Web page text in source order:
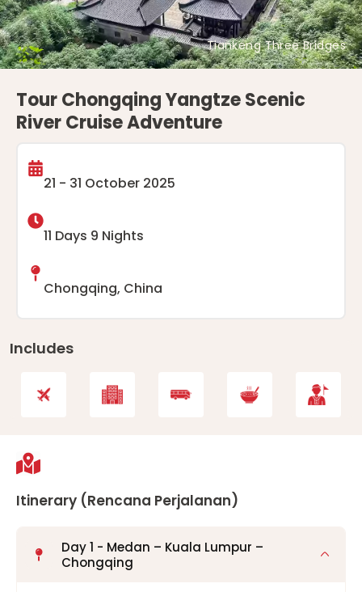
Tiankeng Three Bridges
Tour Chongqing Yangtze Scenic
River Cruise Adventure
21 - 31 October 2025
11 Days 9 Nights
Chongqing, China
Includes
Itinerary (Rencana Perjalanan)
Day 1 - Medan – Kuala Lumpur –
Chongqing